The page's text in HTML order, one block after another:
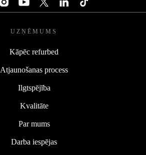
UZŅĒMUMS
Kāpēc refurbed
Atjaunošanas process
Ilgtspējība
Kvalitāte
Par mums
Darba iespējas